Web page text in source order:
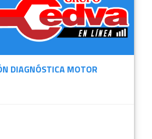
DIAGNÓSTICA MOTOR